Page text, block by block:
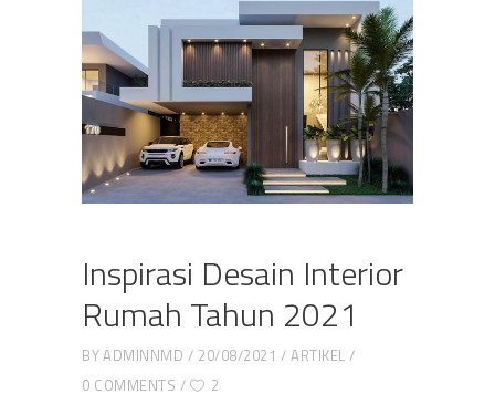
Inspirasi Desain Interior
Rumah Tahun 2021
BYADMINNMD 20/08/2021
ARTIKEL
0 COMMENTS
2